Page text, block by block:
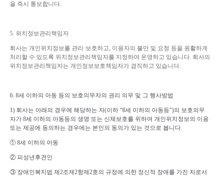
을 즉시 통보합니다.
5. 위치정보관리책임자
회사는 개인위치정보를 관리·보호하고, 이용자의 불만 및 요청 등을 원활하게
처리할 수 있도록 위치정보관리책임자를 지정하여 운영하고 있습니다. 회사의
위치정보관리책임자는 개인정보보호책임자가 겸직하고 있습니다.
6. 8세 이하의 아동 등의 보호의무자의 권리 의무 및 그 행사방법
1) 회사는 아래의 경우에 해당하는 자(이하 “8세 이하의 아동등”)의 보호의무
자가 8세 이하의 아동등의 생명 또는 신체보호를 위하여 개인위치정보의 이용
또는 제공에 동의하는 경우에는 본인의 동의가 있는 것으로 봅니다.
① 8세 이하의 아동
② 피성년후견인
③ 장애인복지법 제 2조제 2항제 2호의 규정에 의한 정신적 장애를 가진 자로서